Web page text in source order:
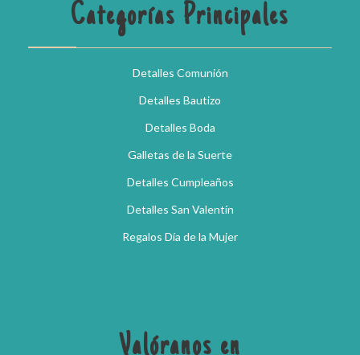
Categorías Principales
Detalles Comunión
Detalles Bautizo
Detalles Boda
Galletas de la Suerte
Detalles Cumpleaños
Detalles San Valentín
Regalos Día de la Mujer
Valóranos en